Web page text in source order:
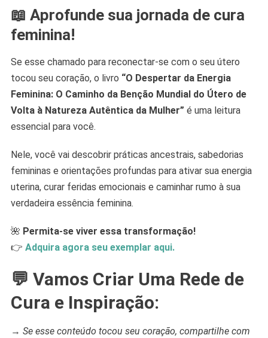
📖 Aprofunde sua jornada de cura
feminina!
Se esse chamado para reconectar-se com o seu útero
tocou seu coração, o livro “O Despertar da Energia
Feminina: O Caminho da Benção Mundial do Útero de
Volta à Natureza Autêntica da Mulher” é uma leitura
essencial para você.
Nele, você vai descobrir práticas ancestrais, sabedorias
femininas e orientações profundas para ativar sua energia
uterina, curar feridas emocionais e caminhar rumo à sua
verdadeira essência feminina.
🌺 Permita-se viver essa transformação!
👉 Adquira agora seu exemplar aqui.
💬 Vamos Criar Uma Rede de
Cura e Inspiração:
→ Se esse conteúdo tocou seu coração, compartilhe com